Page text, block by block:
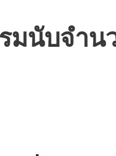
มนับจำน